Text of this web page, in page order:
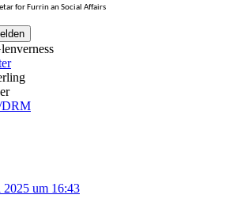
for Furrin an Social Affairs
um 16:43